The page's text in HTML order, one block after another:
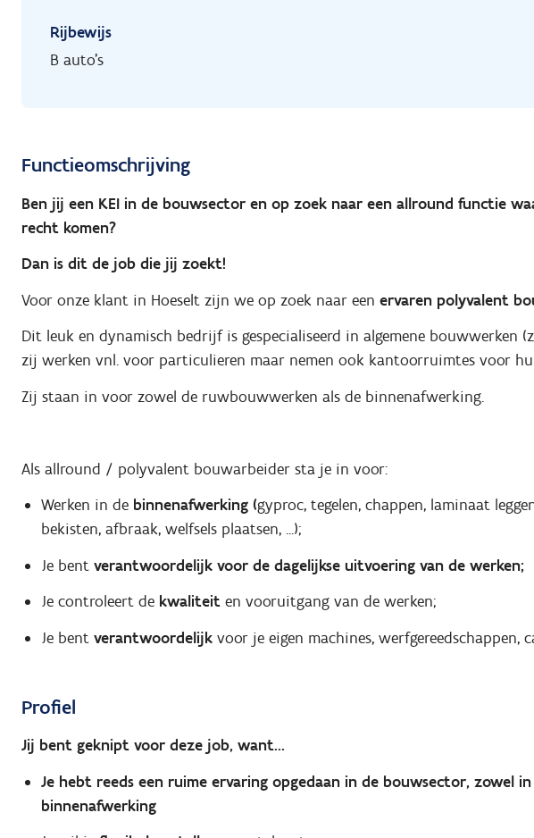
Rijbewijs
B auto's
Functieomschrijving
Ben jij een KEI in de bouwsector en op zoek naar een allround functie
recht komen?
Dan is dit de job die jij zoekt!
Voor onze klant in Hoeselt zijn we op zoek naar een ervaren polyvalent
Dit leuk en dynamisch bedrijf is gespecialiseerd in algemene bouwwerken
zij werken vnl. voor particulieren maar nemen ook kantoorruimtes voor
Zij staan in voor zowel de ruwbouwwerken als de binnenafwerking.
Als allround / polyvalent bouwarbeider sta je in voor:
Werken in de binnenafwerking (gyproc, tegelen, chappen, laminaat
bekisten, afbraak, welfsels plaatsen, ...);
Je bent verantwoordelijk voor de dagelijkse uitvoering van de werken;
Je controleert de kwaliteiten vooruitgang van de werken;
Je bent verantwoordelijkvoor je eigen machines, werfgereedschappen,
Profiel
Jij bent geknipt voor deze job, want...
Je hebt reeds een ruime ervaring opgedaan in de bouwsector, zowel
binnenafwerking